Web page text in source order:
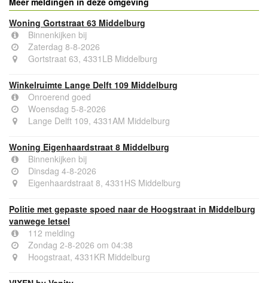
Woning Gortstraat 63 Middelburg
Binnenkijken bij
Zaterdag 8-8-2026
Winkelruimte Lange Delft 109 Middelburg
Onroerend goed
Woensdag 5-8-2026
Woning Eigenhaardstraat 8 Middelburg
Binnenkijken bij
Dinsdag 4-8-2026
Politie met gepaste spoed naar de Hoogstraat in Middelburg
vanwege letsel
112 melding
Zondag 2-8-2026 om 04:38